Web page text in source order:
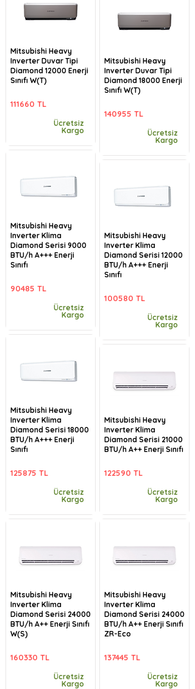
Mitsubishi Heavy
Inverter Duvar Tipi
Diamond 12000 Enerji
Sınıfı W(T)
111660 TL
Ücretsiz
Kargo
Mitsubishi Heavy
Inverter Klima
Diamond Serisi 9000
BTU/h A+++ Enerji
Sınıfı
90485 TL
Ücretsiz
Kargo
Mitsubishi Heavy
Inverter Klima
Diamond Serisi 18000
BTU/h A+++ Enerji
Sınıfı
125875 TL
Ücretsiz
Kargo
Mitsubishi Heavy
Inverter Klima
Diamond Serisi 24000
BTU/h A++ Enerji Sınıfı
W(S)
160330 TL
Ücretsiz
Kargo
Mitsubishi Heavy
Inverter Duvar Tipi
Diamond 18000 Enerji
Sınıfı W(T)
140955 TL
Ücretsiz
Kargo
Mitsubishi Heavy
Inverter Klima
Diamond Serisi 12000
BTU/h A+++ Enerji
Sınıfı
100580 TL
Ücretsiz
Kargo
Mitsubishi Heavy
Inverter Klima
Diamond Serisi 21000
BTU/h A++ Enerji Sınıfı
122590 TL
Ücretsiz
Kargo
Mitsubishi Heavy
Inverter Klima
Diamond Serisi 24000
BTU/h A++ Enerji Sınıfı
ZR-Eco
137445 TL
Ücretsiz
Kargo